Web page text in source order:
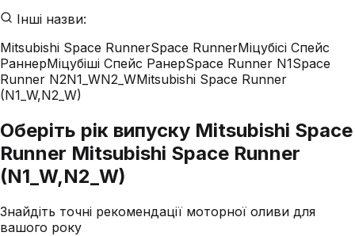
Інші назви:
Mitsubishi Space RunnerSpace RunnerМіцубісі Спейс
РаннерМіцубіші Спейс РанерSpace Runner N1Space
Runner N2N1_WN2_WMitsubishi Space Runner
(N1_W,N2_W)
Оберіть рік випуску Mitsubishi Space
Runner Mitsubishi Space Runner
(N1_W,N2_W)
Знайдіть точні рекомендації моторної оливи для
вашого року